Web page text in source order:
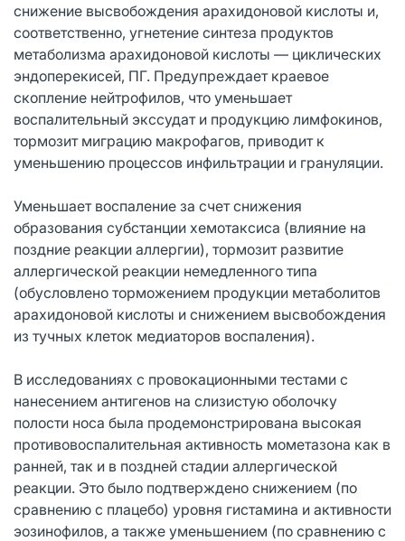
снижение высвобождения арахидоновой кислоты и,
соответственно, угнетение синтеза продуктов
метаболизма арахидоновой кислоты — циклических
эндоперекисей, ПГ. Предупреждает краевое
скопление нейтрофилов, что уменьшает
воспалительный экссудат и продукцию лимфокинов,
тормозит миграцию макрофагов, приводит к
уменьшению процессов инфильтрации и грануляции.
Уменьшает воспаление за счет снижения
образования субстанции хемотаксиса (влияние на
поздние реакции аллергии), тормозит развитие
аллергической реакции немедленного типа
(обусловлено торможением продукции метаболитов
арахидоновой кислоты и снижением высвобождения
из тучных клеток медиаторов воспаления).
В исследованиях с провокационными тестами с
нанесением антигенов на слизистую оболочку
полости носа была продемонстрирована высокая
противовоспалительная активность мометазона как в
ранней, так и в поздней стадии аллергической
реакции. Это было подтверждено снижением (по
сравнению с плацебо) уровня гистамина и активности
эозинофилов, а также уменьшением (по сравнению с